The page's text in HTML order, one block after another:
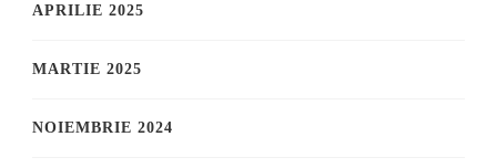
APRILIE 2025
MARTIE 2025
NOIEMBRIE 2024